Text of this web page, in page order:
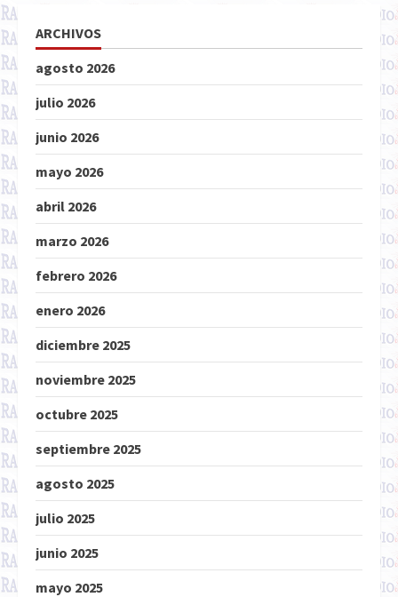
ARCHIVOS
agosto 2026
julio 2026
junio 2026
mayo 2026
abril 2026
marzo 2026
febrero 2026
enero 2026
diciembre 2025
noviembre 2025
octubre 2025
septiembre 2025
agosto 2025
julio 2025
junio 2025
mayo 2025